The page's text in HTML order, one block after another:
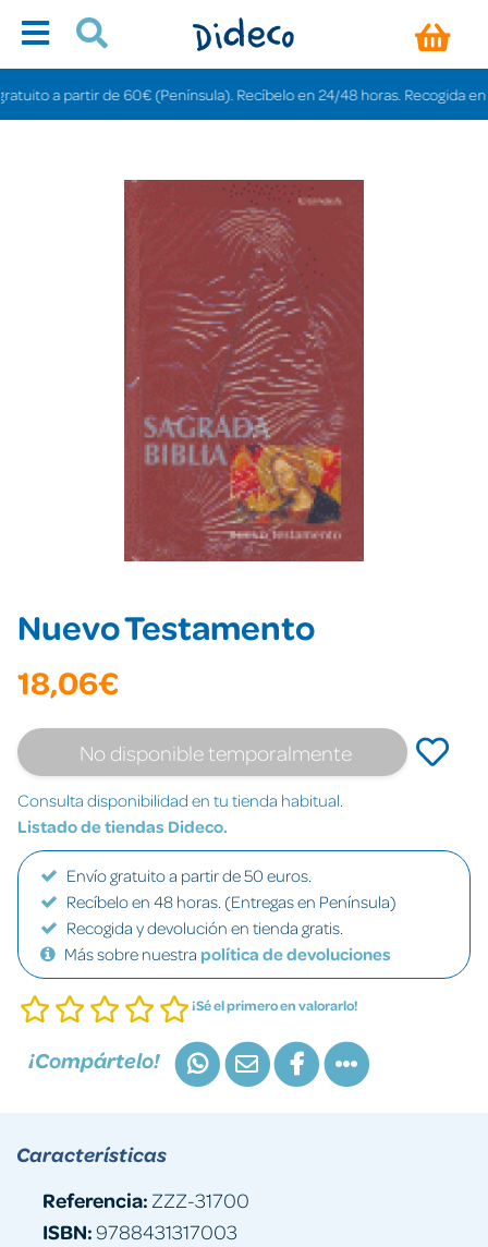
a partir de 60€ (Península). Recíbelo en 24/48 horas. Recogida en
Nuevo Testamento
18,06€
No disponible temporalmente
Consulta disponibilidad en tu tienda habitual.
Listado de tiendas Dideco.
Envío gratuito a partir de 50 euros.
Recíbelo en 48 horas. (Entregas en Península)
Recogida y devolución en tienda gratis.
Más sobre nuestra política de devoluciones
¡Sé el primero en valorarlo!
¡Compártelo!
Características
Referencia: ZZZ-31700
ISBN:9788431317003